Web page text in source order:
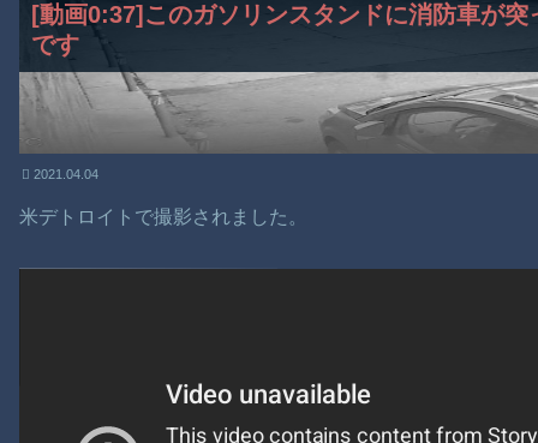
[動画0:37]このガソリンスタンドに消防車が
です
2021.04.04
米デトロイトで撮影されました。